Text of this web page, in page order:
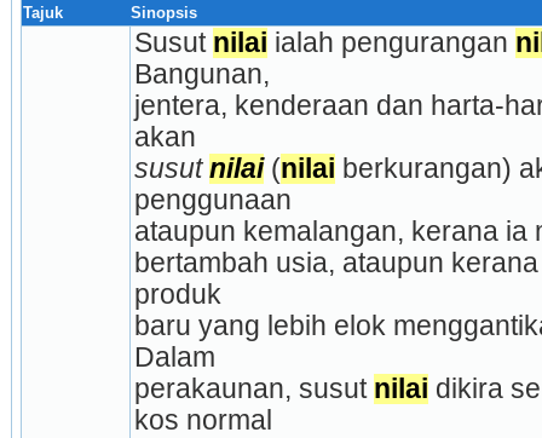
Tajuk Sinopsis
Susut nilai ialah pengurangan
Bangunan,
jentera, kenderaan dan harta-
akan
susut nilai (nilai berkurangan)
penggunaan
ataupun kemalangan, kerana ia
bertambah usia, ataupun
produk
baru yang lebih elok
Dalam
perakaunan, susut nilai dikira
kos normal